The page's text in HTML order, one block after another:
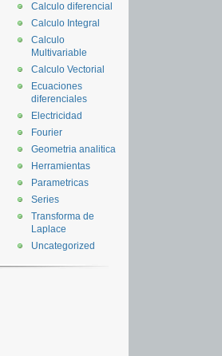
Calculo diferencial
Calculo Integral
Calculo
Multivariable
Calculo Vectorial
Ecuaciones
diferenciales
Electricidad
Fourier
Geometria analitica
Herramientas
Parametricas
Series
Transforma de
Laplace
Uncategorized